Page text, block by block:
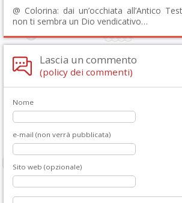
@ Colorina: dai un’occhiata all’Antico
non ti sembra un Dio vendicativo…
Lascia un commento
(policy dei commenti)
Nome
e-mail (non verrà pubblicata)
Sito web (opzionale)